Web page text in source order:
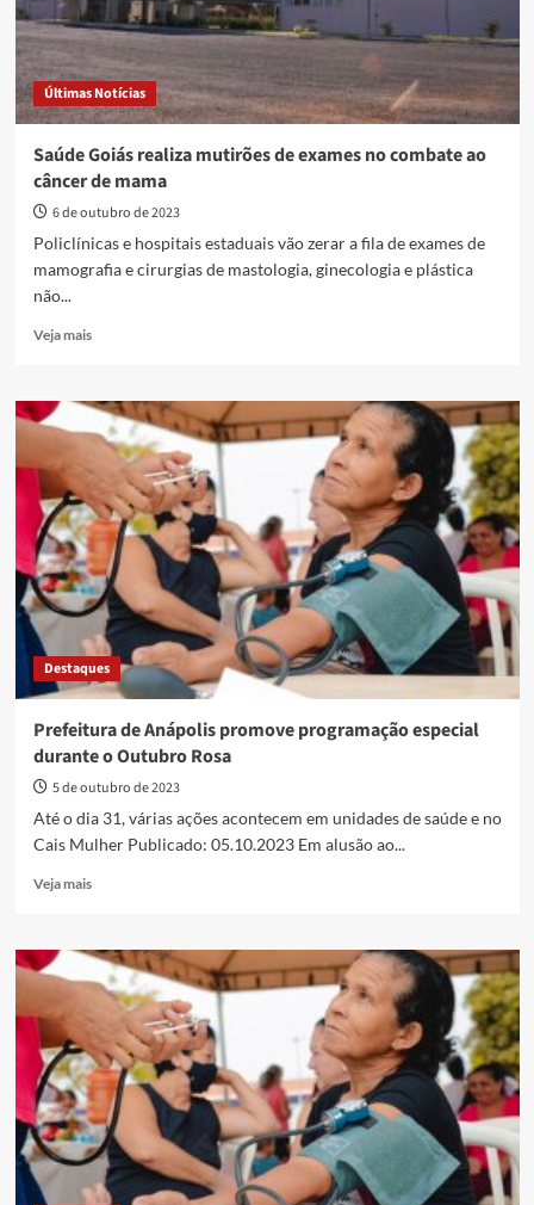
Últimas Notícias
Saúde Goiás realiza mutirões de exames no combate ao
câncer de mama
6 de outubro de 2023
Policlínicas e hospitais estaduais vão zerar a fila de exames de
mamografia e cirurgias de mastologia, ginecologia e plástica
não...
Veja maisRead
Saúde
Goiás
realiza
mutirões
de
exames
no
combate
ao
câncer
de
mama
Destaques
Prefeitura de Anápolis promove programação especial
durante o Outubro Rosa
5 de outubro de 2023
Até o dia 31, várias ações acontecem em unidades de saúde e no
Cais Mulher Publicado: 05.10.2023 Em alusão ao...
Veja maisRead
Prefeitura
Anápolis
promove
programação
especial
durante
o
Outubro
Rosa